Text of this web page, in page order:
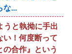
な...
うと執拗に手出
い！何度断って
の合作』という